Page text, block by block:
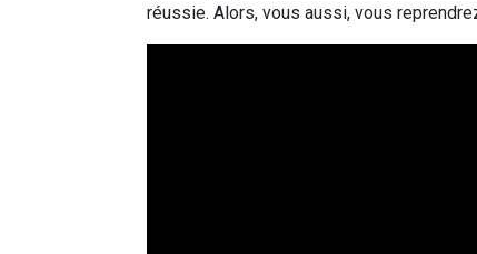
réussie. Alors, vous aussi, vous